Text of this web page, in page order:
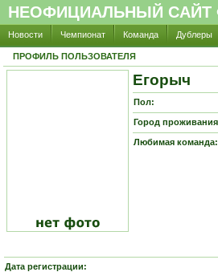
НЕОФИЦИАЛЬНЫЙ САЙТ
Новости Чемпионат Команда Дублеры
ПРОФИЛЬ ПОЛЬЗОВАТЕЛЯ
Егорыч
Пол:
Город
Любимая команда:
Дата регистрации: